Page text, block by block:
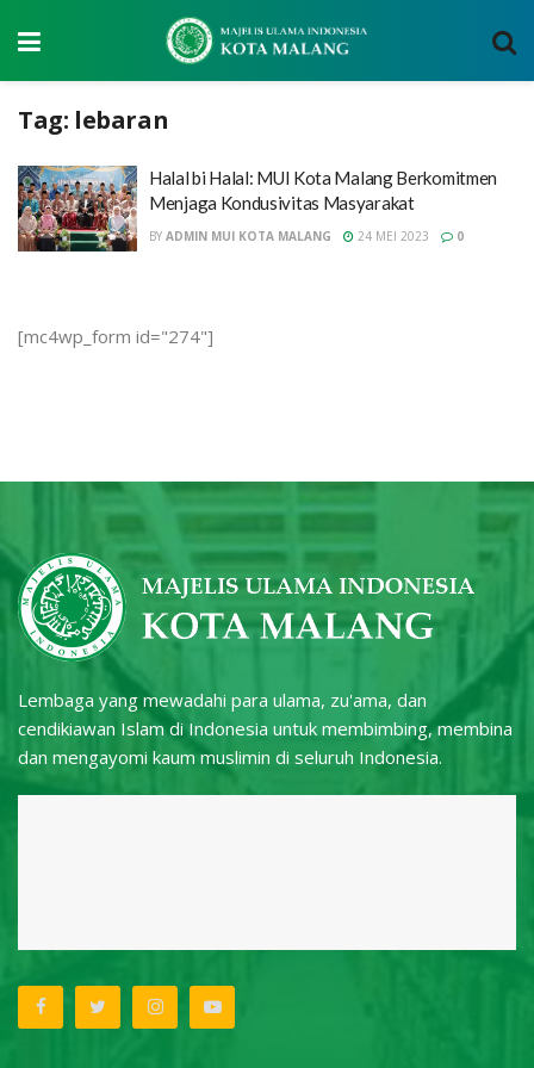
Tag: lebaran
Halal bi Halal: MUI Kota Malang Berkomitmen
Menjaga Kondusivitas Masyarakat
BY ADMIN MUI KOTA MALANG 24 MEI 2023 0
[mc4wp_form id="274"]
Lembaga yang mewadahi para ulama, zu'ama, dan
cendikiawan Islam di Indonesia untuk membimbing, membina
dan mengayomi kaum muslimin di seluruh Indonesia.